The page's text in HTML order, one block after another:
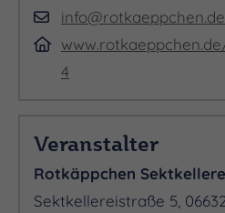
12:00 Uhr und macht eurer
ganz Besonderem.
info@rotkaeppchen.de
4
Veranstalter
Rotkäppchen
Sektkellereistraße 5,